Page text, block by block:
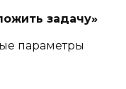
задачу»
параметры